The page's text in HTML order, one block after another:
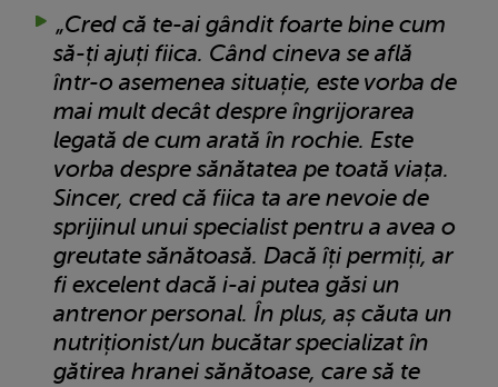
„Cred că te-ai gândit foarte bine cum
să-ți ajuți fiica. Când cineva se află
într-o asemenea situație, este vorba de
mai mult decât despre îngrijorarea
legată de cum arată în rochie. Este
vorba despre sănătatea pe toată viața.
Sincer, cred că fiica ta are nevoie de
sprijinul unui specialist pentru a avea o
greutate sănătoasă. Dacă îți permiți, ar
fi excelent dacă i-ai putea găsi un
antrenor personal. În plus, aș căuta un
nutriționist/un bucătar specializat în
gătirea hranei sănătoase, care să te